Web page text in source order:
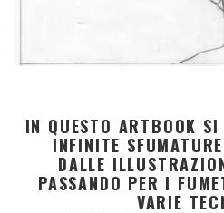
IN QUESTO ARTBOOK SI
INFINITE
DALLE
PASSANDO PER I
VARIE